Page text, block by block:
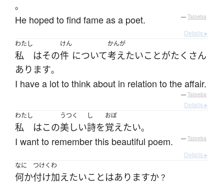
。
He hoped to find fame as a poet. — Tatoeba
Details ▸
わたし
私 はその
けん
件 について
かんが
考えたいことがたくさん
あります。
I have a lot to think about in relation to the affair.
— Tatoeba
Details ▸
わたし
私 はこの
うつく
美しい
し
詩を
おぼ
覚えたい。
I want to remember this beautiful poem. — Tatoeba
Details ▸
なに
何か
つけくわ
付け加えたいことはありますか？